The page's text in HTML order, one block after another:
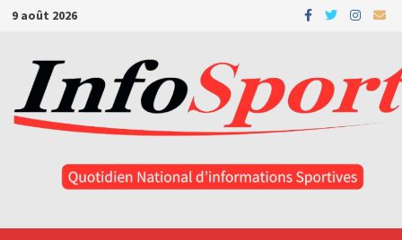
Passer
contenu
9 août 2026